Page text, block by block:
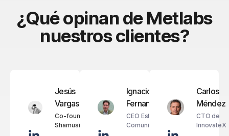
¿Qué opinan de Metlabs
nuestros clientes?
Jesús
Vargas
Co-founder
Shamusic
Ignacio
Fernandez
CEO Estudio
Comunica
Carlos
Méndez
CTO de
InnovateX